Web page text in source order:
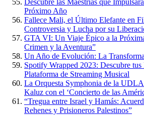
Descubre las Maestrías que
Próximo Año
Fallece Mali, el Último Elefante en
Controversia y Lucha por su
GTA VI: Un Viaje Épico a la
Crimen y la Aventura”
Un Año de Evolución: La
Spotify Wrapped 2023: Descubre
Plataforma de Streaming Musical
La Orquesta Symphonia de la
Kaluz con el ‘Concierto de las
“Tregua entre Israel y Hamás:
Rehenes y Prisioneros Palestinos”